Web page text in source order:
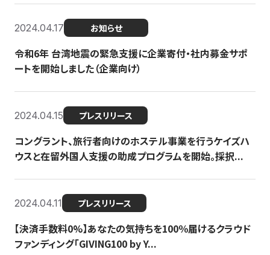
2024.04.17 お知らせ
令和6年 台湾地震の緊急支援に企業寄付・社内募金サポ
ートを開始しました（企業向け）
2024.04.15 プレスリリース
コングラント、旅行者向けのホステル事業を行うケイズハ
ウスと在留外国人支援の助成プログラムを開始。採択...
2024.04.11 プレスリリース
【決済手数料0%】あなたの気持ちを100％届けるクラウド
ファンディング「GIVING100 by Y...